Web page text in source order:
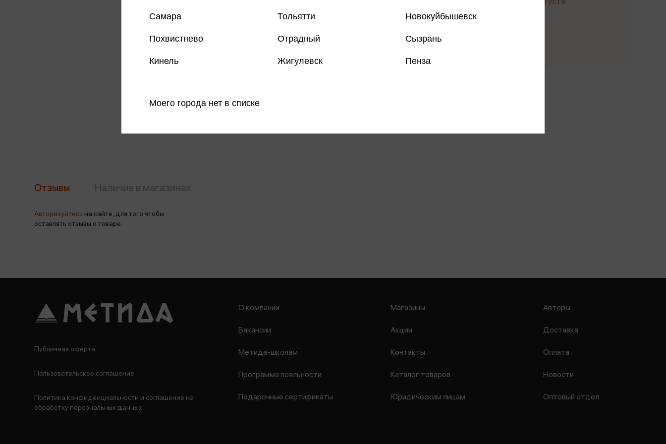
Отзывы
Авторизуйтесь на сайте, для того чтобы
оставлять отзывы о товаре.
Самара Тольятти Новокуйбышевск
Похвистнево Отрадный Сызрань
Кинель Жигулевск Пенза
Моего города нет в списке
О компании
Вакансии
Метида-школам
Программа лояльности
Подарочные сертификаты
Магазины
Акции
Контакты
Каталог товаров
Юридическим лицам
Авторы
Доставка
Оплата
Новости
Оптовый отдел
Публичная оферта
Пользовательское соглашение
Политика конфиденциальности и соглашение на
обработку персональных данных